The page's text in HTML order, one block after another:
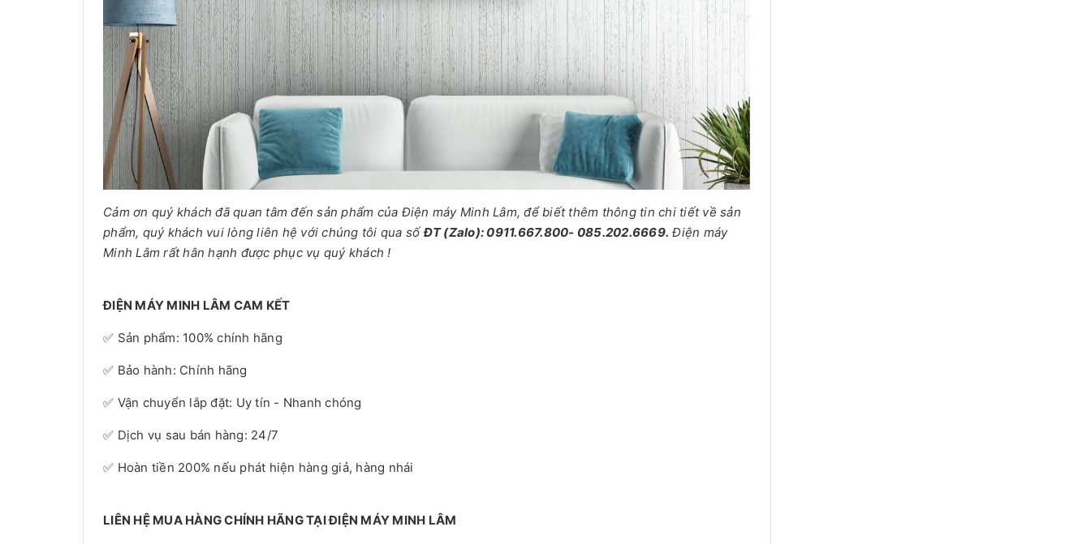
Cảm ơn quý khách đã quan tâm đến sản phẩm của Điện máy Minh Lâm, để biết thêm thông tin chi tiết về sản
phẩm, quý khách vui lòng liên hệ với chúng tôi qua sốĐT (Zalo): 0911.667.800- 085.202.6669. Điện máy
Minh Lâm rất hân hạnh được phục vụ quý khách !
ĐIỆN MÁY MINH LÂM CAM KẾT
✅ Sản phẩm: 100% chính hãng
✅ Bảo hành: Chính hãng
✅ Vận chuyển lắp đặt: Uy tín - Nhanh chóng
✅ Dịch vụ sau bán hàng: 24/7
✅ Hoàn tiền 200% nếu phát hiện hàng giả, hàng nhái
LIÊN HỆ MUA HÀNG CHÍNH HÃNG TẠI ĐIỆN MÁY MINH LÂM